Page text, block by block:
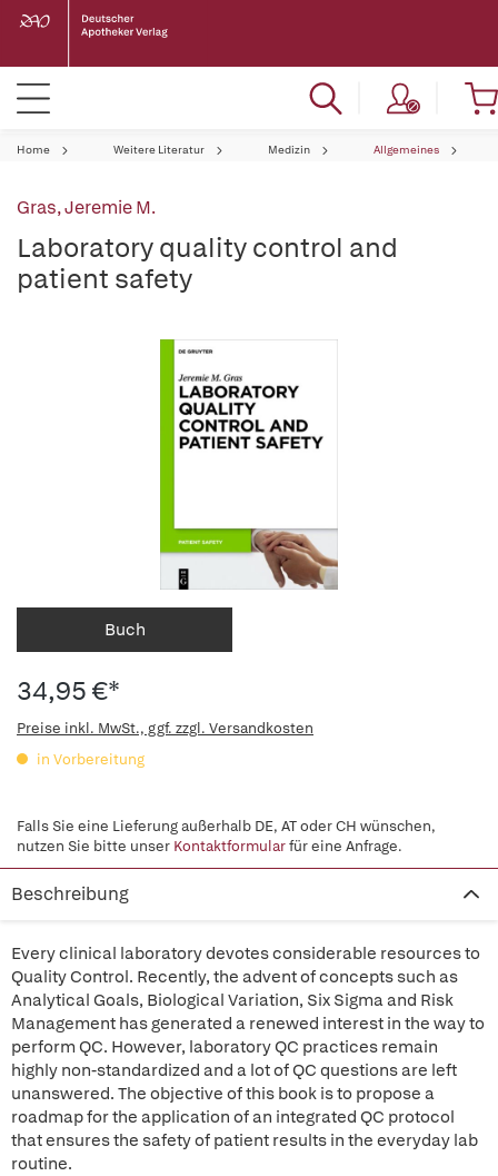
Home Weitere Literatur Medizin Allgemeines
Gras, Jeremie M.
Laboratory quality control and
patient safety
Buch
34,95 €*
Preise inkl. MwSt., ggf. zzgl. Versandkosten
in Vorbereitung
Falls Sie eine Lieferung außerhalb DE, AT oder CH wünschen,
nutzen Sie bitte unser Kontaktformularfür eine Anfrage.
Beschreibung
Every clinical laboratory devotes considerable resources to
Quality Control. Recently, the advent of concepts such as
Analytical Goals, Biological Variation, Six Sigma and Risk
Management has generated a renewed interest in the way to
perform QC. However, laboratory QC practices remain
highly non-standardized and a lot of QC questions are left
unanswered. The objective of this book is to propose a
roadmap for the application of an integrated QC protocol
that ensures the safety of patient results in the everyday lab
routine.